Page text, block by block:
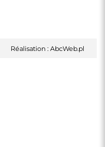
Réalisation : AbcWeb.pl